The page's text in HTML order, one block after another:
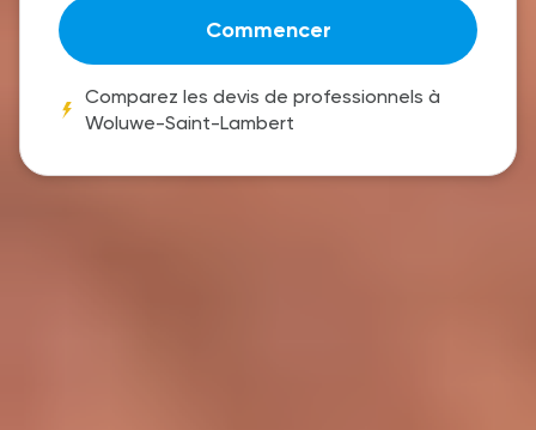
Commencer
Comparez les devis de professionnels à
Woluwe-Saint-Lambert